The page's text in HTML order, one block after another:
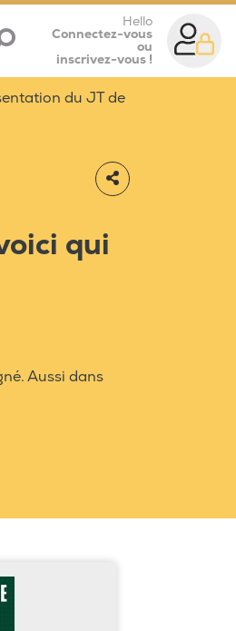
Hello
Connectez-vous
ou
inscrivez-vous !
du JT de
qui
Aussi dans